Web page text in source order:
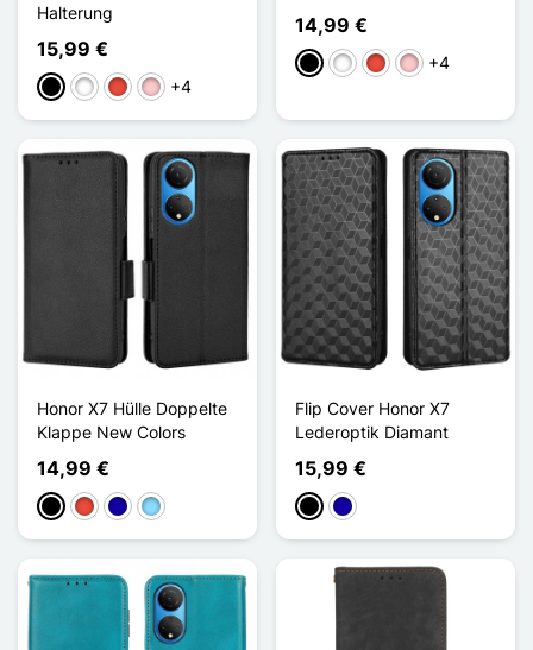
Halterung
15,99 €
Schwarz
WeißRot Pink+4
14,99 €
Schwarz
WeißRot Pink+4
Honor X7 Hülle Doppelte
Klappe New Colors
14,99 €
Schwarz
Rot Dunkelblau
Hellblau
Flip Cover Honor X7
Lederoptik Diamant
15,99 €
SchwarzDunkelblau